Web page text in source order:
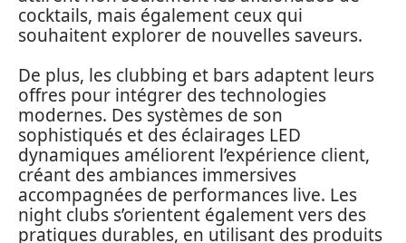
cocktails, mais également ceux qui
souhaitent explorer de nouvelles saveurs.
De plus, les clubbing et bars adaptent leurs
offres pour intégrer des technologies
modernes. Des systèmes de son
sophistiqués et des éclairages LED
dynamiques améliorent l’expérience client,
créant des ambiances immersives
accompagnées de performances live. Les
night clubs s’orientent également vers des
pratiques durables, en utilisant des produits